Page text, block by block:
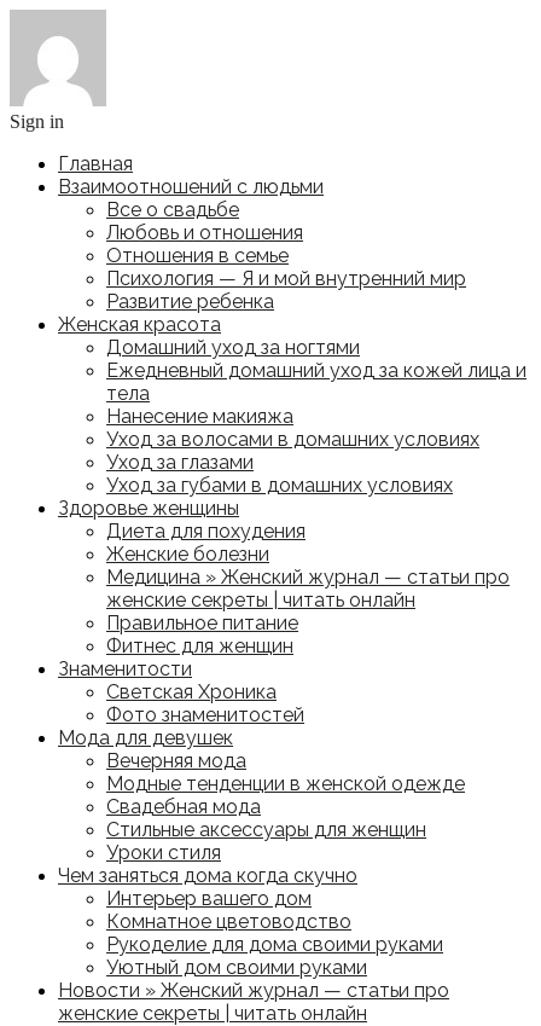
Sign in
Главная
Взаимоотношений с людьми
Все о свадьбе
Любовь и отношения
Отношения в семье
Психология — Я и мой внутренний мир
Развитие ребенка
Женская красота
Домашний уход за ногтями
Ежедневный домашний уход за кожей лица и
тела
Нанесение макияжа
Уход за волосами в домашних условиях
Уход за глазами
Уход за губами в домашних условиях
Здоровье женщины
Диета для похудения
Женские болезни
Медицина » Женский журнал — статьи про
женские секреты | читать онлайн
Правильное питание
Фитнес для женщин
Знаменитости
Светская Хроника
Фото знаменитостей
Мода для девушек
Вечерняя мода
Модные тенденции в женской одежде
Свадебная мода
Стильные аксессуары для женщин
Уроки стиля
Чем заняться дома когда скучно
Интерьер вашего дом
Комнатное цветоводство
Рукоделие для дома своими руками
Уютный дом своими руками
Новости » Женский журнал — статьи про
женские секреты | читать онлайн